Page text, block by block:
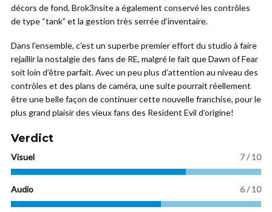
décors de fond, Brok3nsite a également conservé les contrôles
de type “tank” et la gestion très serrée d’inventaire.
Dans l’ensemble, c’est un superbe premier effort du studio à faire
rejaillir la nostalgie des fans de RE, malgré le fait que Dawn of Fear
soit loin d’être parfait. Avec un peu plus d’attention au niveau des
contrôles et des plans de caméra, une suite pourrait réellement
être une belle façon de continuer cette nouvelle franchise, pour le
plus grand plaisir des vieux fans des Resident Evil d’origine!
Verdict
Visuel 7 / 10
Audio 6 / 10